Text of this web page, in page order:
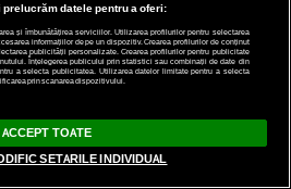
Special
Life
Stil
Horoscop
datele pentru a oferi:
și îmbunătățirea serviciilor. Utilizarea profilurilor pentru selectarea
informațiilor de pe un dispozitiv. Crearea profilurilor de conținut
publicității personalizate. Crearea profilurilor pentru publicitate
Înțelegerea publicului prin statistici sau combinații de date din
a selecta publicitatea. Utilizarea datelor limitate pentru a selecta
prin scanarea dispozitivului.
ACCEPT TOATE
SETARILE INDIVIDUAL